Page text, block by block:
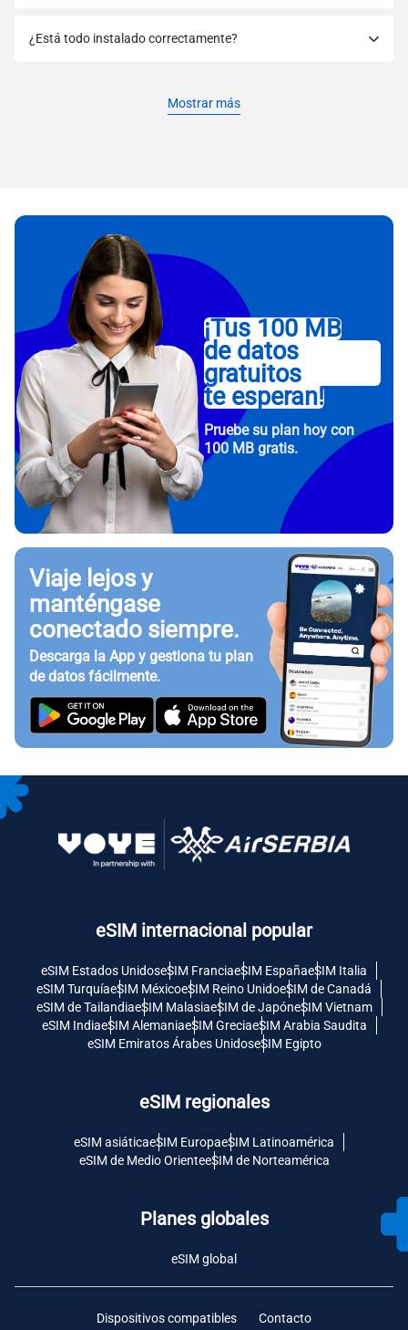
¿Está todo instalado correctamente?
Mostrar más
¡Tus 100 MB
de datos
gratuitos
te esperan!
Pruebe su plan hoy con
100 MB gratis.
Viaje lejos y
manténgase
conectado siempre.
Descarga la App y gestiona tu plan
de datos fácilmente.
eSIM internacional popular
eSIM Estados UnidoseSIM FranciaeSIM EspañaeSIM Italia
eSIM TurquíaeSIM MéxicoeSIM Reino UnidoeSIM de Canadá
eSIM de TailandiaeSIM MalasiaeSIM de JapóneSIM Vietnam
eSIM IndiaeSIM AlemaniaeSIM GreciaeSIM Arabia Saudita
eSIM Emiratos Árabes UnidoseSIM Egipto
eSIM regionales
eSIM asiáticaeSIM EuropaeSIM Latinoamérica
eSIM de Medio OrienteeSIM de Norteamérica
Planes globales
eSIM global
Dispositivos compatibles Contacto